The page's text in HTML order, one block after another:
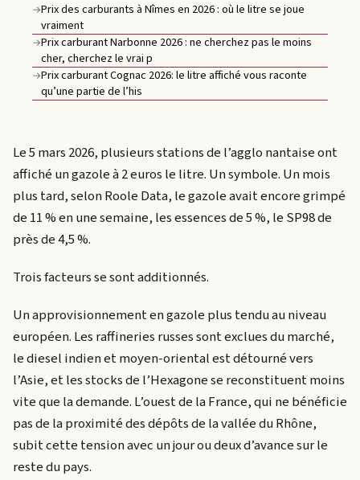
→Prix des carburants à Nîmes en 2026 : où le litre se joue
vraiment
→Prix carburant Narbonne 2026 : ne cherchez pas le moins
cher, cherchez le vrai p
→Prix carburant Cognac 2026: le litre affiché vous raconte
qu’une partie de l’his
Le 5 mars 2026, plusieurs stations de l’agglo nantaise ont
affiché un gazole à 2 euros le litre. Un symbole. Un mois
plus tard, selon Roole Data, le gazole avait encore grimpé
de 11 % en une semaine, les essences de 5 %, le SP98 de
près de 4,5 %.
Trois facteurs se sont additionnés.
Un approvisionnement en gazole plus tendu au niveau
européen. Les raffineries russes sont exclues du marché,
le diesel indien et moyen-oriental est détourné vers
l’Asie, et les stocks de l’Hexagone se reconstituent moins
vite que la demande. L’ouest de la France, qui ne bénéficie
pas de la proximité des dépôts de la vallée du Rhône,
subit cette tension avec un jour ou deux d’avance sur le
reste du pays.